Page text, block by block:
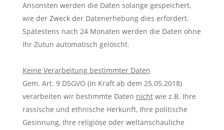
Ansonsten werden die Daten solange gespeichert,
wie der Zweck der Datenerhebung dies erfordert.
Spätestens nach 24 Monaten werden die Daten ohne
Ihr Zutun automatisch gelöscht.
Keine Verarbeitung bestimmter Daten
Gem. Art. 9 DSGVO (In Kraft ab dem 25.05.2018)
verarbeiten wir bestimmte Daten nichtwie z.B. Ihre
rassische und ethnische Herkunft, Ihre politische
Gesinnung, Ihre religiöse oder weltanschauliche